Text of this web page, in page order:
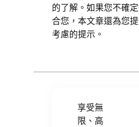
的了解。如果您不確
合您，本文章還為您
考慮的提示。
享受無
限、高